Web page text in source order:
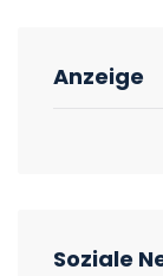
Anzeige
Soziale